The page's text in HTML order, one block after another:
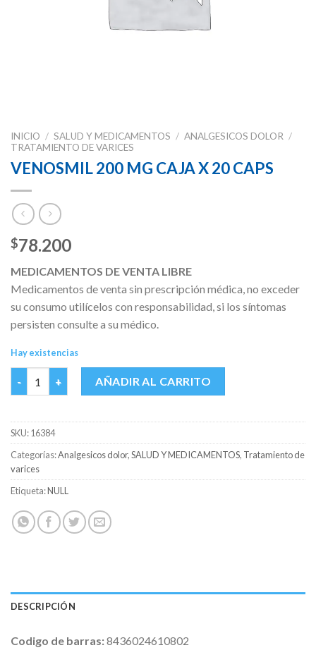
INICIO / SALUD Y MEDICAMENTOS / ANALGESICOS DOLOR /
TRATAMIENTO DE VARICES
VENOSMIL 200 MG CAJA X 20 CAPS
$78.200
MEDICAMENTOS DE VENTA LIBRE
Medicamentos de venta sin prescripción médica, no exceder
su consumo utilícelos con responsabilidad, si los síntomas
persisten consulte a su médico.
Hay existencias
VENOSMIL 200 MG CAJA X 20 CAPS cantidad
AÑADIR AL CARRITO
SKU:16384
Categorías:Analgesicos dolor,SALUD Y MEDICAMENTOS, Tratamiento de
varices
Etiqueta:NULL
DESCRIPCIÓN
Codigo de barras:8436024610802